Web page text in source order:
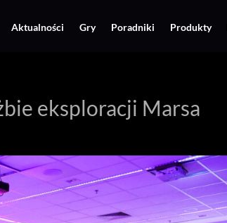
Aktualności Gry Poradniki Produkty
eksploracji Marsa